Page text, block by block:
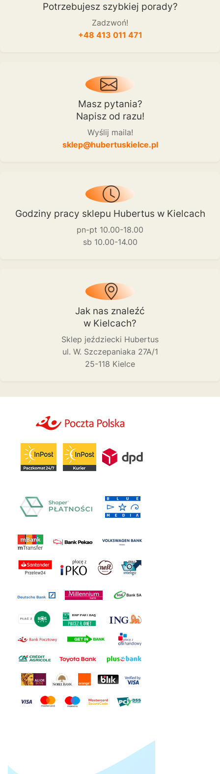
Potrzebujesz szybkiej porady?
Zadzwoń!
+48 413 011 471
Masz pytania?
Napisz od razu!
Wyślij maila!
sklep@hubertuskielce.pl
Godziny pracy sklepu Hubertus w Kielcach
pn-pt 10.00-18.00
sb 10.00-14.00
Jak nas znaleźć
w Kielcach?
Sklep jeździecki Hubertus
ul. W. Szczepaniaka 27A/1
25-118 Kielce